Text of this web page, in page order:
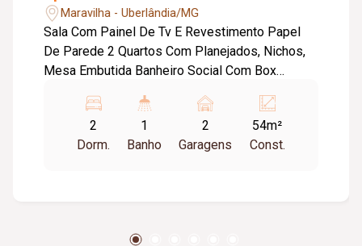
Maravilha - Uberlândia/MG
Sala Com Painel De Tv E Revestimento Papel
De Parede 2 Quartos Com Planejados, Nichos,
Mesa Embutida Banheiro Social Com Box
Armários E Despensa Área De Serviço
Revestida 2 Vagas Separadas Garagem
Fechadura Eletrônica
2
Dorm.
1
Banho
2
Garagens
54m²
Const.